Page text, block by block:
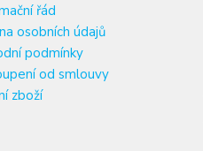
řád
osobních údajů
podmínky
od smlouvy
zboží